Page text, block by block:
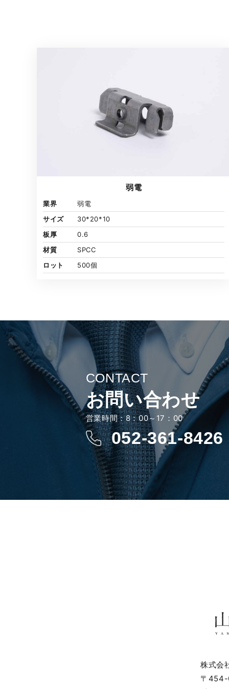
弱電
業界
弱電
サイズ
30*20*10
板厚
0.6
材質
SPCC
ロット
500個
CONTACT
お問い合わせ
営業時間：8：00～17：00
052-361-8426
株式会
〒